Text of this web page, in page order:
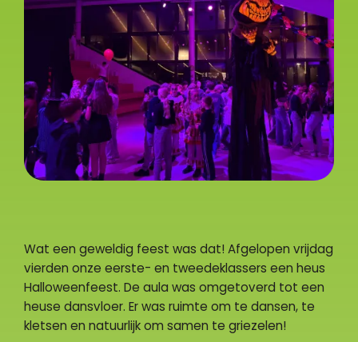
Wat een geweldig feest was dat! Afgelopen vrijdag
vierden onze eerste- en tweedeklassers een heus
Halloweenfeest. De aula was omgetoverd tot een
heuse dansvloer. Er was ruimte om te dansen, te
kletsen en natuurlijk om samen te griezelen!